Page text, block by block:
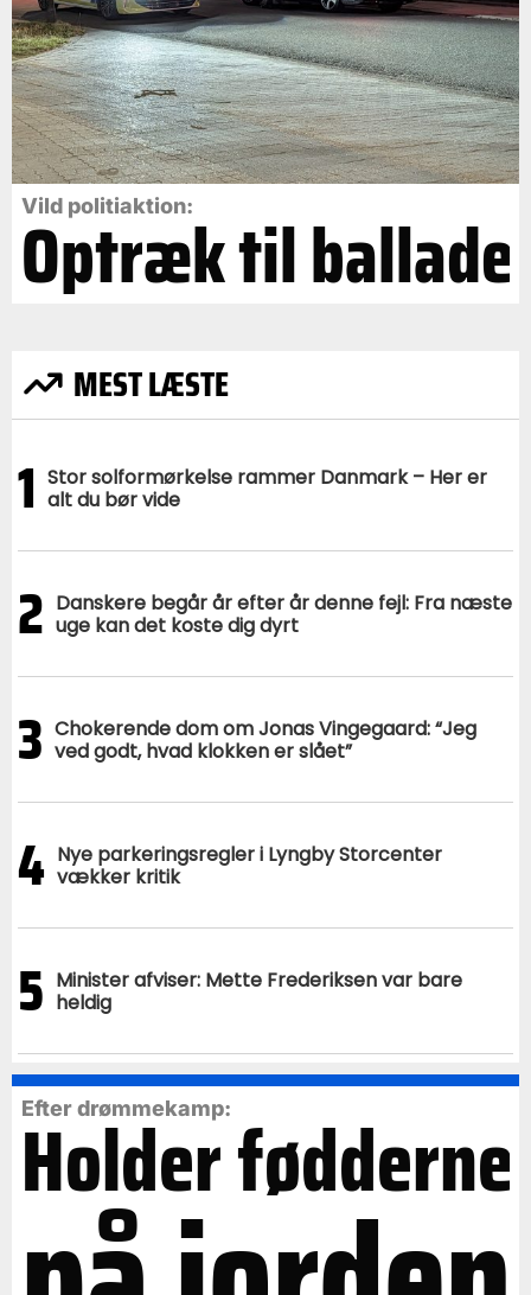
Vild politiaktion:
Optræk til ballade
MEST LÆSTE
1 Stor solformørkelse rammer Danmark – Her er
alt du bør vide
2 Danskere begår år efter år denne fejl: Fra næste
uge kan det koste dig dyrt
3 Chokerende dom om Jonas Vingegaard: “Jeg
ved godt, hvad klokken er slået”
4 Nye parkeringsregler i Lyngby Storcenter
vækker kritik
5 Minister afviser: Mette Frederiksen var bare
heldig
Efter drømmekamp:
Holder fødderne